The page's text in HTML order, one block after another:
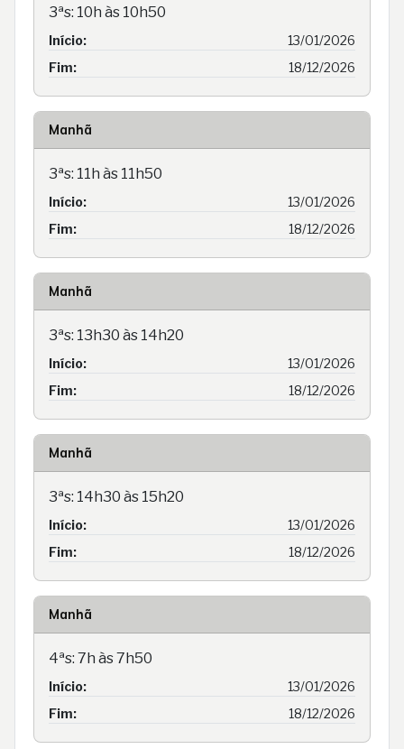
3ªs: 10h às 10h50
Início:
13/01/2026
Fim:
18/12/2026
Manhã
3ªs: 11h às 11h50
Início:
13/01/2026
Fim:
18/12/2026
Manhã
3ªs: 13h30 às 14h20
Início:
13/01/2026
Fim:
18/12/2026
Manhã
3ªs: 14h30 às 15h20
Início:
13/01/2026
Fim:
18/12/2026
Manhã
4ªs: 7h às 7h50
Início:
13/01/2026
Fim:
18/12/2026